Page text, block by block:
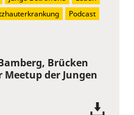
Brücken
Meetup der Jungen
Podcast